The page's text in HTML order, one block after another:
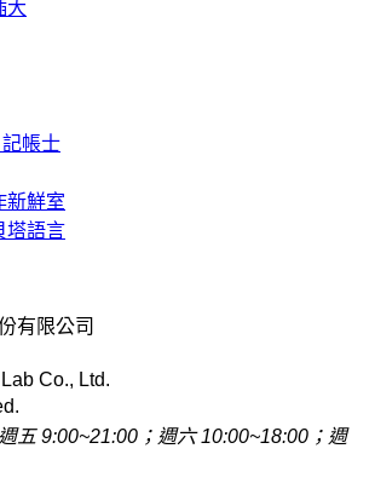
大
帳士
新鮮室
塔語言
有限公司
Co., Ltd.
五 9:00~21:00；週六 10:00~18:00；週